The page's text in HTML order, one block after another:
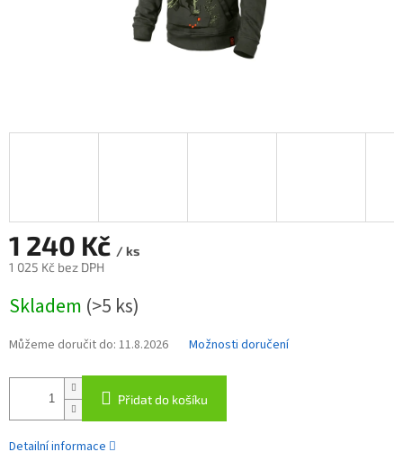
1 240 Kč / ks
1 025 Kč bez DPH
cena:
Skladem (>5 ks)
Můžeme doručit do: 11.8.2026 Možnosti doručení
Přidat do košíku
Detailní informace